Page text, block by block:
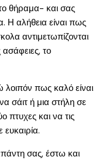
θήραμα- και σας
αλήθεια είναι πως
αντιμετωπίζονται
ασάφειες, το
πως καλό είναι
σάιτ ή μια στήλη σε
πτυχες και να τις
σας, έστω και